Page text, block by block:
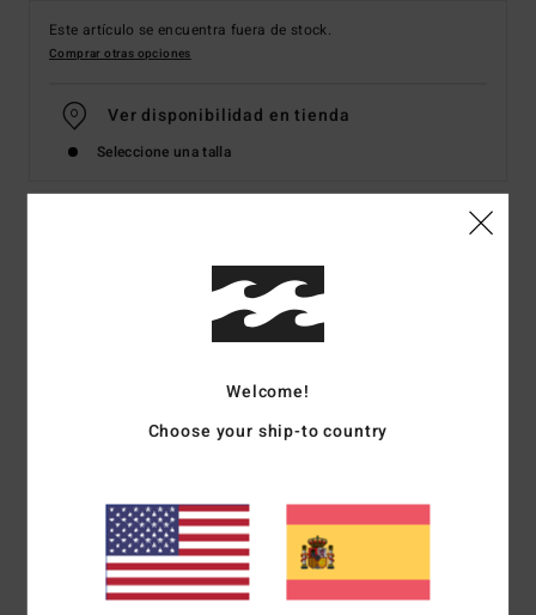
Este artículo se encuentra fuera de stock.
Comprar otras opciones
Ver disponibilidad en tienda
Seleccione una talla
Detalles & características
Suela intermedia: mezcla de EVA
Suela exterior:suela mezcla de EVA
Correas:correa moldeada de cuero sintético
Welcome!
Choose your ship-to country